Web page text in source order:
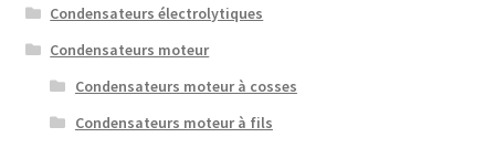
Condensateurs électrolytiques
Condensateurs moteur
Condensateurs moteur à cosses
Condensateurs moteur à fils